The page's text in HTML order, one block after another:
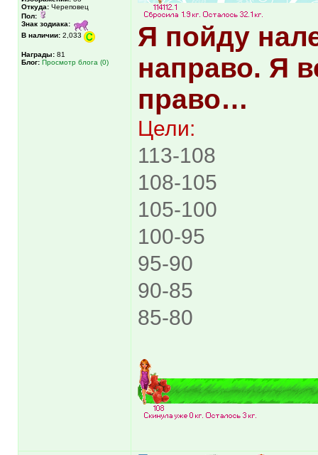
Откуда: Череповец
Пол:
Знак зодиака:
В наличии: 2,033
Награды: 81
Блог: Просмотр блога (0)
Я пойду
направо. Я
право…
Цели:
113-108
108-105
105-100
100-95
95-90
90-85
85-80